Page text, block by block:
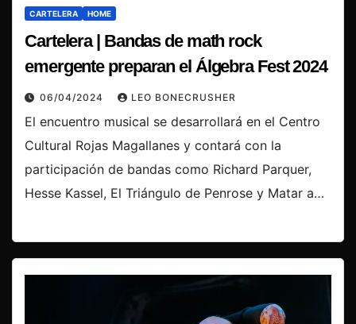
CARTELERA HOME
Cartelera | Bandas de math rock
emergente preparan el Álgebra Fest 2024
06/04/2024 LEO BONECRUSHER
El encuentro musical se desarrollará en el Centro
Cultural Rojas Magallanes y contará con la
participación de bandas como Richard Parquer,
Hesse Kassel, El Triángulo de Penrose y Matar a…